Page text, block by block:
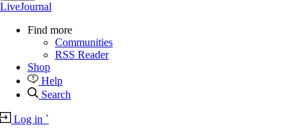
LiveJournal
Find more
Communities
RSS Reader
Shop
Help
Search
Log in `